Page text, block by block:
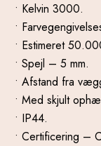
• Kelvin 3000.
•
• Estimeret
• Spejl – 5 mm.
• Afstand fra
• Med skjult
• IP44.
• Certificering –